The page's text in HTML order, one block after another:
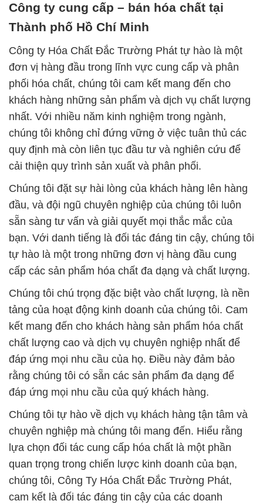
Công ty cung cấp – bán hóa chất tại
Thành phố Hồ Chí Minh
Công ty Hóa Chất Đắc Trường Phát tự hào là một
đơn vị hàng đầu trong lĩnh vực cung cấp và phân
phối hóa chất, chúng tôi cam kết mang đến cho
khách hàng những sản phẩm và dịch vụ chất lượng
nhất. Với nhiều năm kinh nghiệm trong ngành,
chúng tôi không chỉ đứng vững ở việc tuân thủ các
quy định mà còn liên tục đầu tư và nghiên cứu để
cải thiện quy trình sản xuất và phân phối.
Chúng tôi đặt sự hài lòng của khách hàng lên hàng
đầu, và đội ngũ chuyên nghiệp của chúng tôi luôn
sẵn sàng tư vấn và giải quyết mọi thắc mắc của
bạn. Với danh tiếng là đối tác đáng tin cậy, chúng tôi
tự hào là một trong những đơn vị hàng đầu cung
cấp các sản phẩm hóa chất đa dạng và chất lượng.
Chúng tôi chú trọng đặc biệt vào chất lượng, là nền
tảng của hoạt động kinh doanh của chúng tôi. Cam
kết mang đến cho khách hàng sản phẩm hóa chất
chất lượng cao và dịch vụ chuyên nghiệp nhất để
đáp ứng mọi nhu cầu của họ. Điều này đảm bảo
rằng chúng tôi có sẵn các sản phẩm đa dạng để
đáp ứng mọi nhu cầu của quý khách hàng.
Chúng tôi tự hào về dịch vụ khách hàng tận tâm và
chuyên nghiệp mà chúng tôi mang đến. Hiểu rằng
lựa chọn đối tác cung cấp hóa chất là một phần
quan trọng trong chiến lược kinh doanh của bạn,
chúng tôi, Công Ty Hóa Chất Đắc Trường Phát,
cam kết là đối tác đáng tin cậy của các doanh